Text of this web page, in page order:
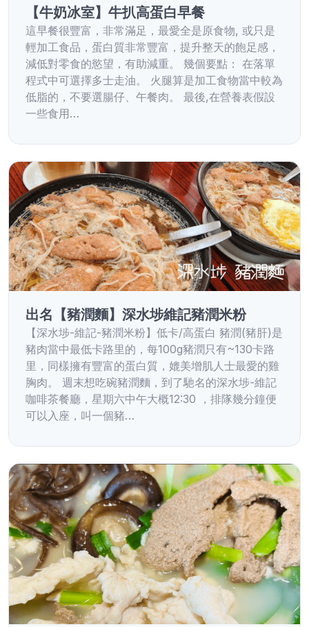
【牛奶冰室】牛扒高蛋白早餐
這早餐很豐富，非常滿足，最愛全是原食物, 或只是
輕加工食品，蛋白質非常豐富，提升整天的飽足感，
減低對零食的慾望，有助減重。 幾個要點： 在落單
程式中可選擇多士走油。 火腿算是加工食物當中較為
低脂的，不要選腸仔、午餐肉。 最後,在營養表假設
一些食用…
出名【豬潤麵】深水埗維記豬潤米粉
【深水埗-維記-豬潤米粉】低卡/高蛋白 豬潤(豬肝)是
豬肉當中最低卡路里的，每100g豬潤只有~130卡路
里，同樣擁有豐富的蛋白質，媲美增肌人士最愛的雞
胸肉。 週末想吃碗豬潤麵，到了馳名的深水埗-維記
咖啡茶餐廳，星期六中午大概12:30 ，排隊幾分鐘便
可以入座，叫一個豬…